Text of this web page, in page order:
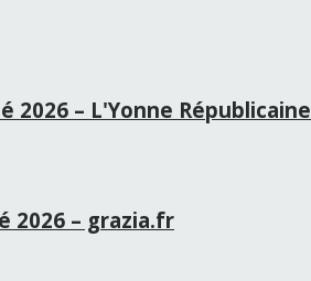
– L'Yonne Républicaine
2026 – grazia.fr